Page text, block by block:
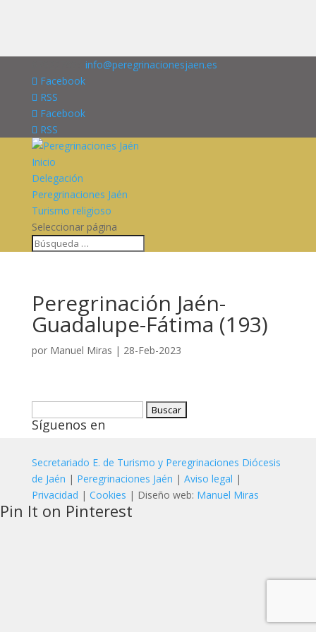
info@peregrinacionesjaen.es
Facebook
RSS
Facebook
RSS
Inicio
Delegación
Peregrinaciones Jaén
Turismo religioso
Seleccionar página
Peregrinación Jaén-
Guadalupe-Fátima (193)
por Manuel Miras | 28-Feb-2023
Síguenos en
Secretariado E. de Turismo y Peregrinaciones Diócesis
de Jaén | Peregrinaciones Jaén | Aviso legal |
Privacidad | Cookies | Diseño web: Manuel Miras
Pin It on Pinterest